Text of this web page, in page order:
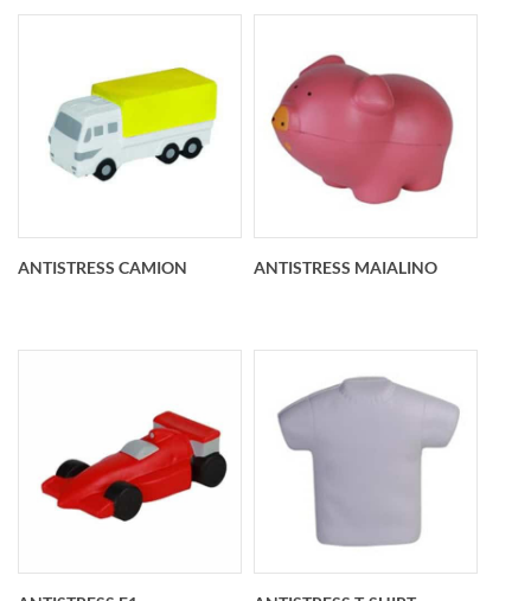
Antistress trattore
personalizzato
Antistress dadi
personalizzato
55x55x55 mm
Antistress camion
personalizzato
ANTISTRESS CAMION
Antistress maialino
personalizzato
102x60x65 mm
ANTISTRESS MAIALINO